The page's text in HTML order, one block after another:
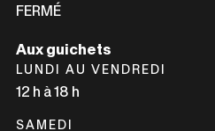
FERMÉ
Aux guichets
LUNDI AU VENDREDI
12 h à 18 h
SAMEDI